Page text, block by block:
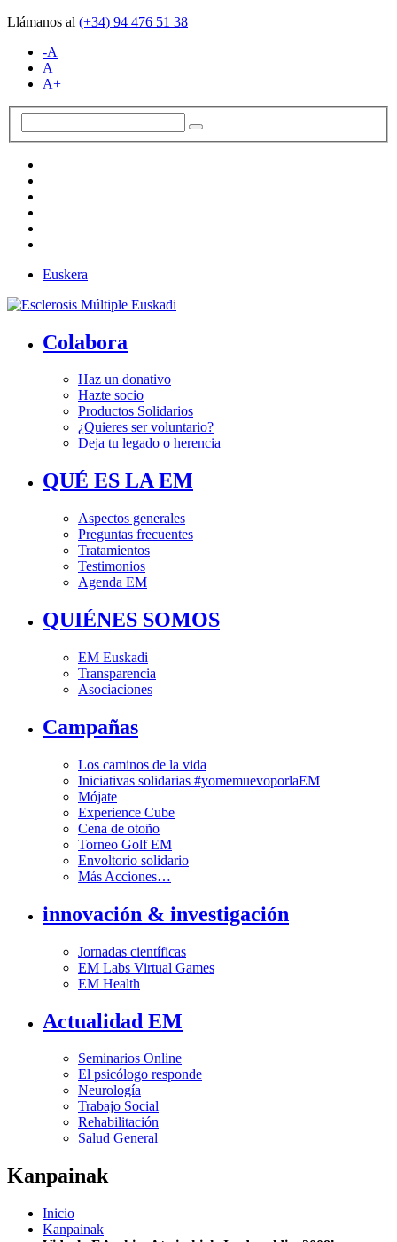
Llámanos al (+34) 94 476 51 38
-A
A
A+
Euskera
Colabora
Haz un donativo
Hazte socio
Productos Solidarios
¿Quieres ser voluntario?
Deja tu legado o herencia
QUÉ ES LA EM
Aspectos generales
Preguntas frecuentes
Tratamientos
Testimonios
Agenda EM
QUIÉNES SOMOS
EM Euskadi
Transparencia
Asociaciones
Campañas
Los caminos de la vida
Iniciativas solidarias #yomemuevoporlaEM
Mójate
Experience Cube
Cena de otoño
Torneo Golf EM
Envoltorio solidario
Más Acciones…
innovación & investigación
Jornadas científicas
EM Labs Virtual Games
EM Health
Actualidad EM
Seminarios Online
El psicólogo responde
Neurología
Trabajo Social
Rehabilitación
Salud General
Kanpainak
Inicio
Kanpainak